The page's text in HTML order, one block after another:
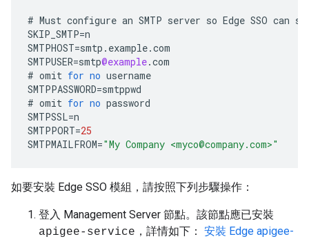
# Must configure an SMTP server so Edge SSO can
SKIP_SMTP=n
SMTPHOST=smtp . example.com
SMTPUSER=smtp@example.com
# omit for no username
SMTPPASSWORD=smtppwd
# omit for no password
SMTPSSL=n
SMTPPORT=25
SMTPMAILFROM="My Company <myco@company.com>"
如要安裝 Edge SSO 模組，請按照下列步驟操作：
登入 Management Server 節點。該節點應已安裝
apigee-service ，詳情如下： 安裝 Edge apigee-